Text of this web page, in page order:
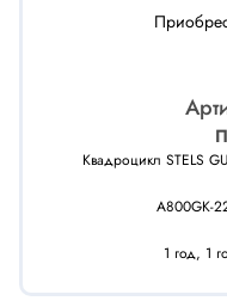
Квадроцикл STELS
A800GK-
1 год, 1